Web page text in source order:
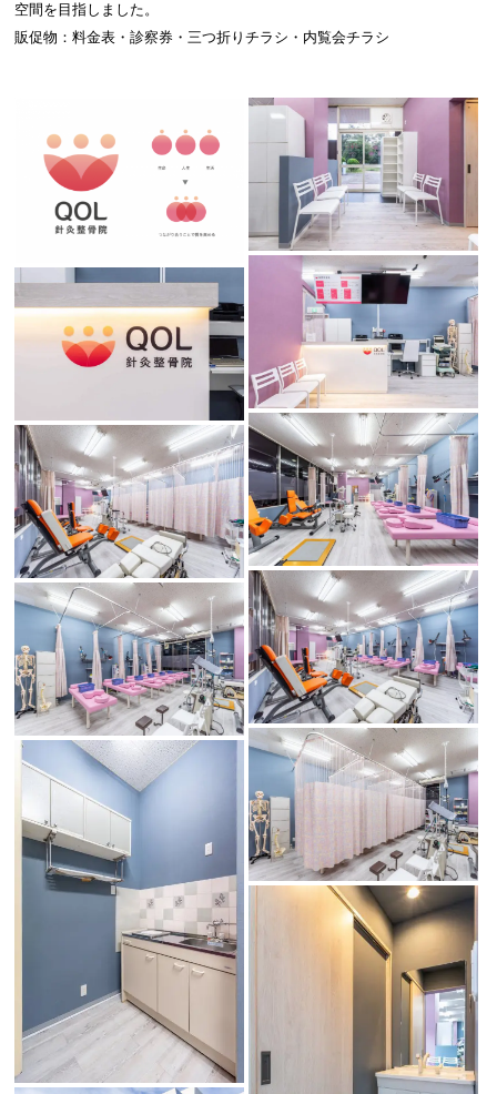
空間を目指しました。
販促物：料金表・診察券・三つ折りチラシ・内覧会チラシ